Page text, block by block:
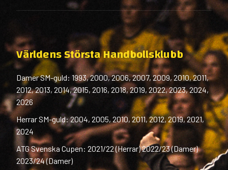
Världens Största Handbollsklubb
Damer SM-guld: 1993, 2000, 2006, 2007, 2009, 2010, 2011,
2012, 2013, 2014, 2015, 2016, 2018, 2019, 2022, 2023, 2024,
2026
Herrar SM-guld: 2004, 2005, 2010, 2011, 2012, 2019, 2021,
2024
ATG Svenska Cupen: 2021/22 (Herrar) 2022/23 (Damer)
2023/24 (Damer)